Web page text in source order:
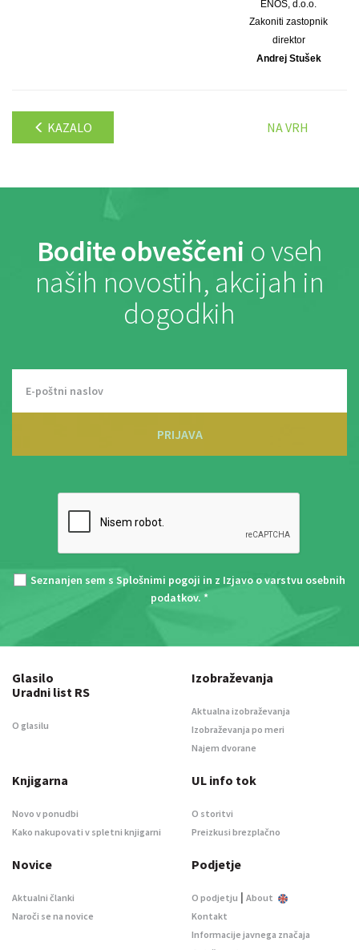
ENOS, d.o.o.
Zakoniti zastopnik
direktor
Andrej Stušek
KAZALO NA VRH
Bodite obveščeni o vseh
naših novostih, akcijah in
dogodkih
PRIJAVA
Seznanjen sem s Splošnimi pogoji in z Izjavo o varstvu osebnih
podatkov. *
Glasilo
Uradni list RS
O glasilu
Izobraževanja
Aktualna izobraževanja
Izobraževanja po meri
Najem dvorane
Knjigarna
Novo v ponudbi
Kako nakupovati v spletni knjigarni
UL info tok
O storitvi
Preizkusi brezplačno
Novice
Aktualni članki
Naroči se na novice
Podjetje
O podjetju | About
Kontakt
Informacije javnega značaja